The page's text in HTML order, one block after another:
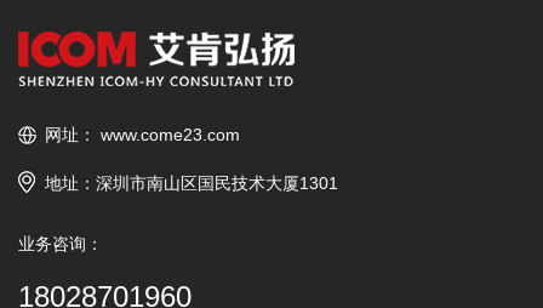
网址： www.come23.com
地址：深圳市南山区国民技术大厦1301
业务咨询：
18028701960